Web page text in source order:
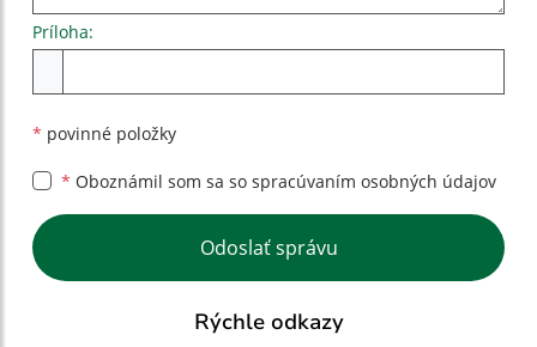
Príloha:
* povinné položky
* Oboznámil som sa so spracúvaním osobných údajov
Google reCaptcha Response
Odoslať správu
Rýchle odkazy